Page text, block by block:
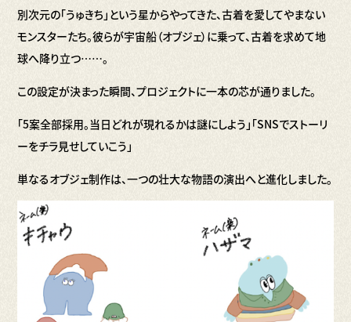
別次元の「うゅきち」という星からやってきた、古着を愛してやまない
モンスターたち。彼らが宇宙船（オブジェ）に乗って、古着を求めて地
球へ降り立つ……。
この設定が決まった瞬間、プロジェクトに一本の芯が通りました。
「5案全部採用。当日どれが現れるかは謎にしよう」「SNSでストーリ
ーをチラ見せしていこう」
単なるオブジェ制作は、一つの壮大な物語の演出へと進化しました。